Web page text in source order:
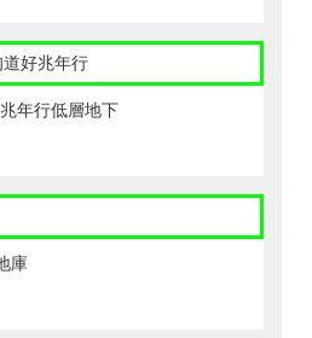
道好兆年行
年行低層地下
庫